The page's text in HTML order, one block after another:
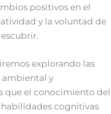
positivos en el
y la voluntad de
explorando las
ambiental y
que el conocimiento del
cognitivas